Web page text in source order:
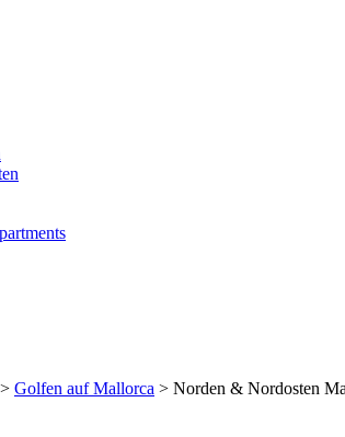
> Golfen auf Mallorca > Norden & Nordosten